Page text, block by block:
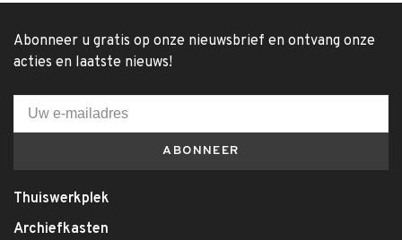
Abonneer u gratis op onze nieuwsbrief en ontvang onze
acties en laatste nieuws!
ABONNEER
Thuiswerkplek
Archiefkasten